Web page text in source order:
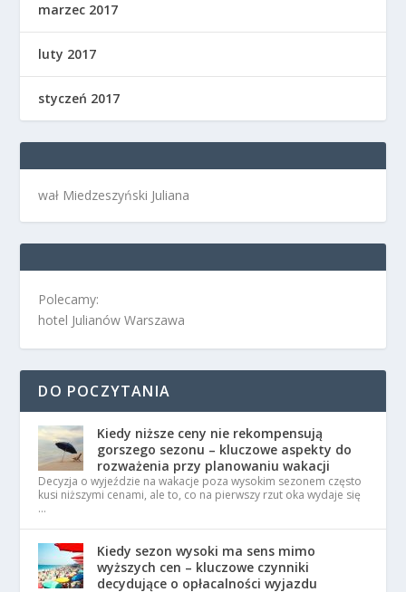
marzec 2017
luty 2017
styczeń 2017
wał Miedzeszyński Juliana
Polecamy:
hotel Julianów Warszawa
DO POCZYTANIA
Kiedy niższe ceny nie rekompensują
gorszego sezonu – kluczowe aspekty do
rozważenia przy planowaniu wakacji
Decyzja o wyjeździe na wakacje poza wysokim sezonem często
kusi niższymi cenami, ale to, co na pierwszy rzut oka wydaje się
…
Kiedy sezon wysoki ma sens mimo
wyższych cen – kluczowe czynniki
decydujące o opłacalności wyjazdu